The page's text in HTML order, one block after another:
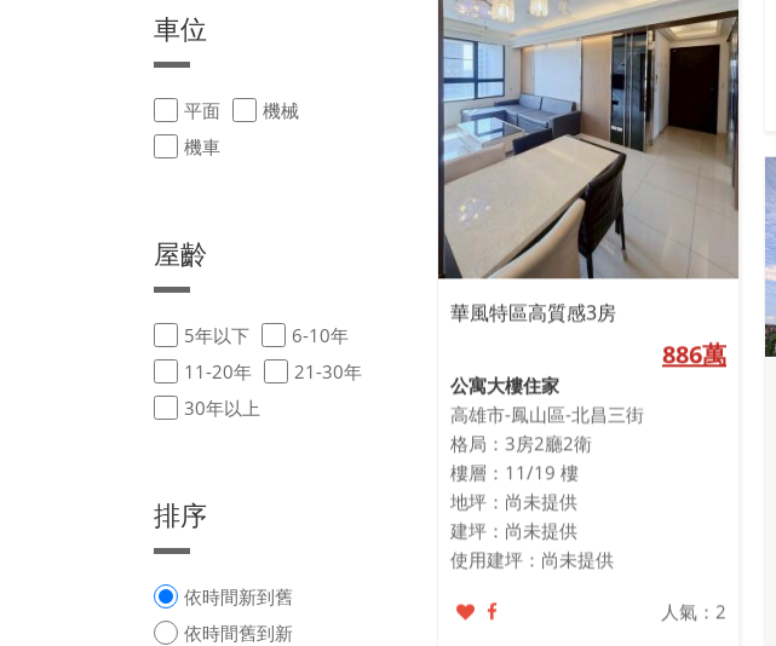
車位
平面
機械
機車
屋齡
5年以下
6-10年
11-20年
21-30年
30年以上
排序
依時間新到舊
依時間舊到新
華風特區高質感3房
886萬
公寓大樓住家
高雄市-鳳山區-北昌三街
格局：3房2廳2衛
樓層：11/19 樓
地坪：尚未提供
建坪：尚未提供
使用建坪：尚未提供
人氣：2